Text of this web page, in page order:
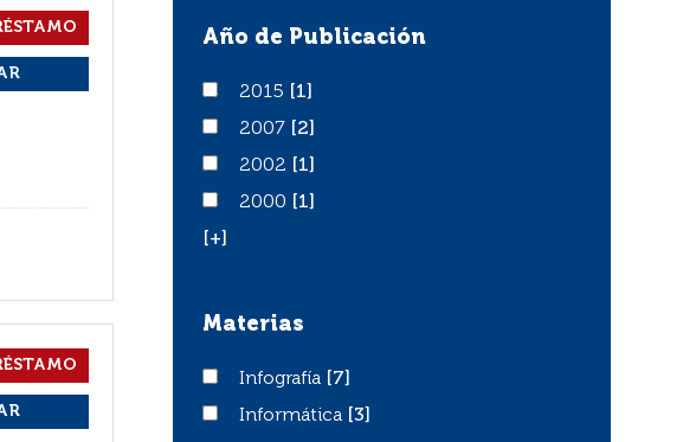
Año de Publicación
20152015
[1]
20072007
[2]
20022002
[1]
20002000
[1]
[+]
Materias
Infografía
Infografía
[7]
Informática
Informática
[3]